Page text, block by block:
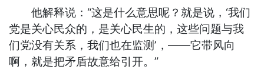
他解释说：“这是什么意思呢？就是说，‘我们
党是关心民众的，是关心民生的，这些问题与我
们党没有关系，我们也在监测’，——它带风向
啊，就是把矛盾故意给引开。”